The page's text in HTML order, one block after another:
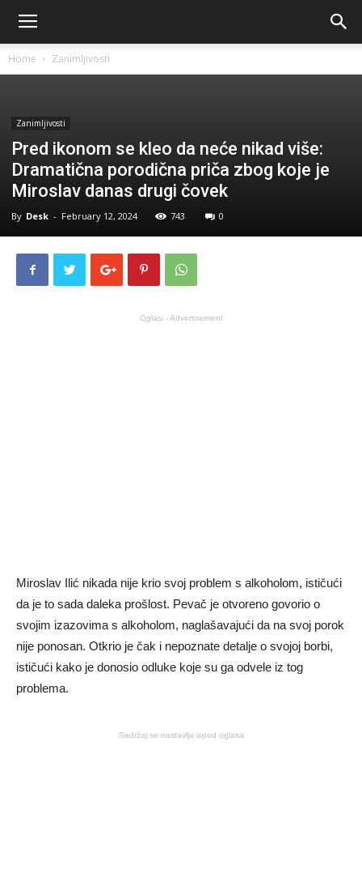
Home Zanimljivosti
Zanimljivosti
Pred ikonom se kleo da neće nikad više:
Dramatična porodična priča zbog koje je
Miroslav danas drugi čovek
By Desk - February 12, 2024 743 0
Oglasi - Advertisement
Miroslav Ilić nikada nije krio svoj problem s alkoholom, ističući
da je to sada daleka prošlost. Pevač je otvoreno govorio o
svojim izazovima s alkoholom, naglašavajući da na svoj porok
nije ponosan. Otkrio je čak i nepoznate detalje o svojoj borbi,
ističući kako je donosio odluke koje su ga odvele iz tog
problema.
Sadržaj se nastavlja ispod oglasa